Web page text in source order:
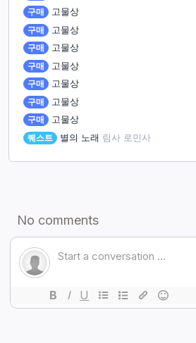
구매
고물상
구매
고물상
구매
고물상
구매
고물상
구매
고물상
구매
고물상
구매
고물상
퀘스트
별의 노래 림사 로민사